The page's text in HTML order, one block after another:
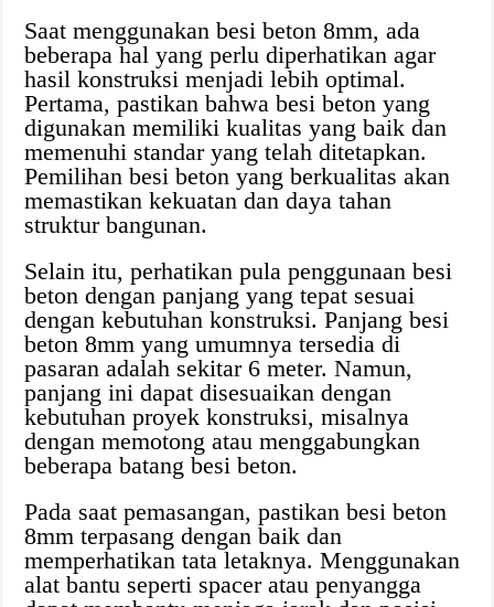
Saat menggunakan besi beton 8mm, ada
beberapa hal yang perlu diperhatikan agar
hasil konstruksi menjadi lebih optimal.
Pertama, pastikan bahwa besi beton yang
digunakan memiliki kualitas yang baik dan
memenuhi standar yang telah ditetapkan.
Pemilihan besi beton yang berkualitas akan
memastikan kekuatan dan daya tahan
struktur bangunan.
Selain itu, perhatikan pula penggunaan besi
beton dengan panjang yang tepat sesuai
dengan kebutuhan konstruksi. Panjang besi
beton 8mm yang umumnya tersedia di
pasaran adalah sekitar 6 meter. Namun,
panjang ini dapat disesuaikan dengan
kebutuhan proyek konstruksi, misalnya
dengan memotong atau menggabungkan
beberapa batang besi beton.
Pada saat pemasangan, pastikan besi beton
8mm terpasang dengan baik dan
memperhatikan tata letaknya. Menggunakan
alat bantu seperti spacer atau penyangga